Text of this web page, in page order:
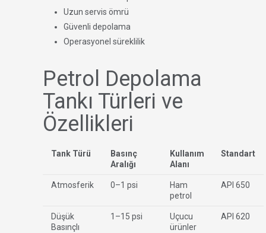
Uzun servis ömrü
Güvenli depolama
Operasyonel süreklilik
Petrol Depolama
Tankı Türleri ve
Özellikleri
Tank Türü
Basınç
Aralığı
Kullanım
Alanı
Standart
Atmosferik 0–1 psi
Ham
petrol
API 650
Düşük
Basınçlı
1–15 psi
Uçucu
ürünler
API 620